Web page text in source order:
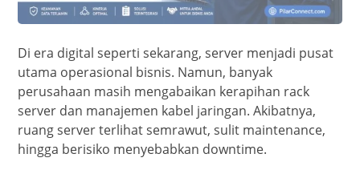
Di era digital seperti sekarang, server menjadi pusat
utama operasional bisnis. Namun, banyak
perusahaan masih mengabaikan kerapihan rack
server dan manajemen kabel jaringan. Akibatnya,
ruang server terlihat semrawut, sulit maintenance,
hingga berisiko menyebabkan downtime.